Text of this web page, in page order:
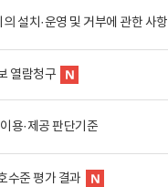
설치·운영 및 거부에 관한 사항
열람청구
용·제공 판단기준
수준 평가 결과